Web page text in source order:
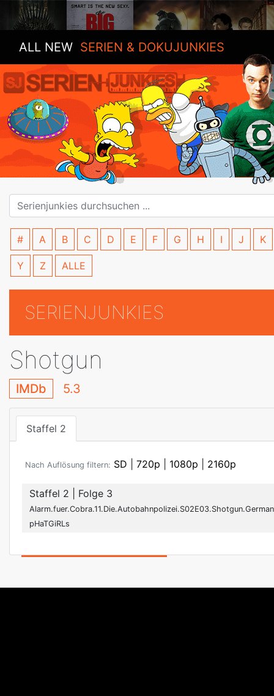
ALL NEW SERIEN & DOKUJUNKIES
# A B C D E F G H I J K
Y Z ALLE
SERIENJUNKIES
Shotgun
IMDb 5.3
Staffel 2
Nach Auflösung filtern: SD 720p 1080p 2160p
Staffel 2 | Folge 3
pHaTGiRLs